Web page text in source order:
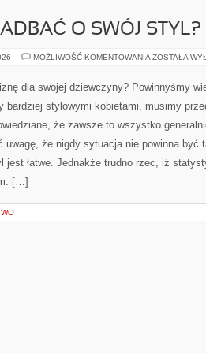
O SWÓJ STYL?
MOŻLIWOŚĆ KOMENTOWANIA W
ZADBAĆ
O
STYL?
ZOSTAŁA
dla swojej dziewczyny? Powinnyśmy
bardziej stylowymi kobietami, musimy
że zawsze to wszystko
uwagę, że nigdy sytuacja nie powinna być
jest łatwe. Jednakże trudno rzec, iż
[…]